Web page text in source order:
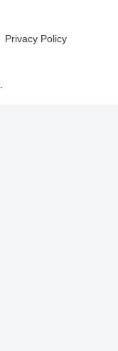
Privacy Policy